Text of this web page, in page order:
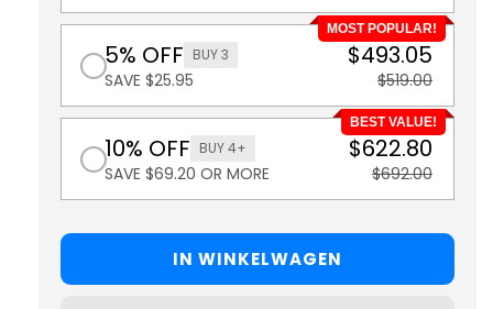
MOST POPULAR!
5% OFF BUY 3
SAVE $25.95
$493.05
$519.00
BEST VALUE!
10% OFF BUY 4+
SAVE $69.20 OR MORE
$622.80
$692.00
IN WINKELWAGEN